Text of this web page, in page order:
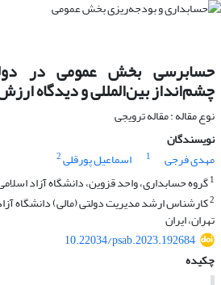
حسابرسی بخش عمومی در
چشم‌انداز بین‌المللی و دیدگاه
نوع مقاله : مقاله ترویجی
نویسندگان
مهدی فرجی
1 اسماعیل پورقلی2
1گروه حسابداری، واحد قزوین، دانشگاه آزاد
2کارشناس ارشد مدیریت دولتی (مالی) دانشگاه
تهران، ایران
10.22034/psab.2023.192684
چکیده